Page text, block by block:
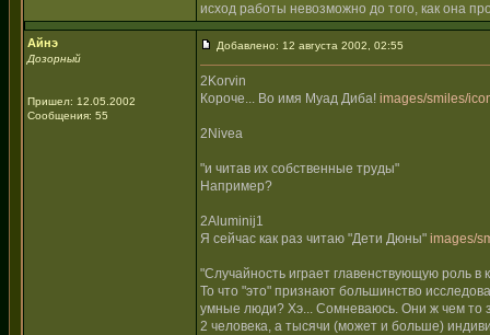
исход работы невозможно до того, как она
Айнэ
Дозорный
Пришел: 12.05.2002
Сообщения: 55
Добавлено: 12 августа 2002, 02:55
2Korvin
Короче... Во имя Муад Диба! images/smiles/
2Nivea
"и читав их собственные труды"
Например?
2Aluminij1
Я сейчас как раз читаю "Дети Дюны" images/
"Случайность играет главенствующую роль
То что "это" признают большинство
умные люди? Хэ... Сомневаюсь. Они ж чем то
2 человека, а тысячи (может и больше)